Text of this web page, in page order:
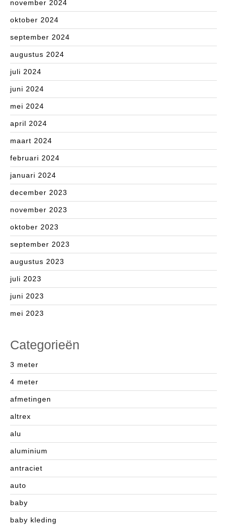
november 2024
oktober 2024
september 2024
augustus 2024
juli 2024
juni 2024
mei 2024
april 2024
maart 2024
februari 2024
januari 2024
december 2023
november 2023
oktober 2023
september 2023
augustus 2023
juli 2023
juni 2023
mei 2023
Categorieën
3 meter
4 meter
afmetingen
altrex
alu
aluminium
antraciet
auto
baby
baby kleding